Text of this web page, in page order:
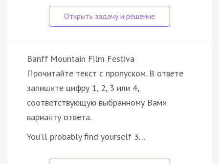
Banff Mountain Film Festiva
Прочитайте текст с пропуском. В ответе
запишите цифру 1, 2, 3 или 4,
соответствующую выбранному Вами
варианту ответа.
You’ll probably find yourself 3…